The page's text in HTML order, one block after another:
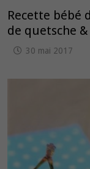
Recette bébé
de quetsche
30 mai 2017